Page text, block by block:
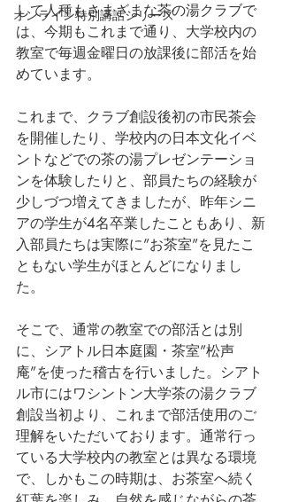
オンライン特別講話シリーズ
して人種もさまざまな茶の湯クラブで
は、今期もこれまで通り、大学校内の
教室で毎週金曜日の放課後に部活を始
めています。
これまで、クラブ創設後初の市民茶会
を開催したり、学校内の日本文化イベ
ントなどでの茶の湯プレゼンテーショ
ンを体験したりと、部員たちの経験が
少しづつ増えてきましたが、昨年シニ
アの学生が4名卒業したこともあり、新
入部員たちは実際に”お茶室”を見たこ
ともない学生がほとんどになりまし
た。
そこで、通常の教室での部活とは別
に、シアトル日本庭園・茶室”松声
庵”を使った稽古を行いました。シアト
ル市にはワシントン大学茶の湯クラブ
創設当初より、これまで部活使用のご
理解をいただいております。通常行っ
ている大学校内の教室とは異なる環境
で、しかもこの時期は、お茶室へ続く